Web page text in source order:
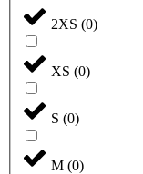
2XS (0)
XS (0)
S (0)
M (0)